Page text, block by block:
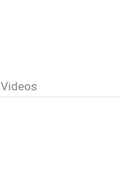
Videos